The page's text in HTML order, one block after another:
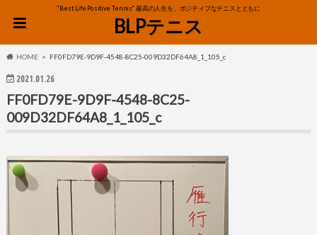
"Best Life Positive Tennis" 最高の人生を、ポジティブなテニスとともに
BLPテニス
HOME FF0FD79E-9D9F-4548-8C25-009D32DF64A8_1_105_c
2021.01.26
FF0FD79E-9D9F-4548-8C25-
009D32DF64A8_1_105_c